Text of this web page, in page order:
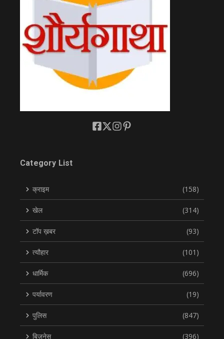
Category List
क्राइम (158)
खेल (314)
टॉप ख़बर (93)
त्यौहार (101)
धार्मिक (696)
पर्यावरण (19)
पुलिस (847)
बिज़नेस (396)